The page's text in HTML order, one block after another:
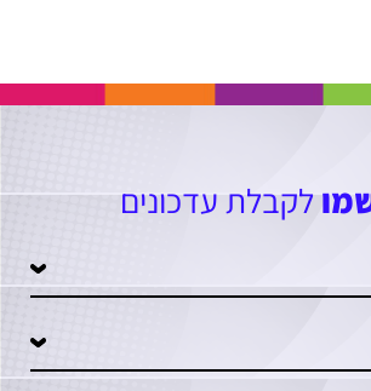
לקבלת עדכונים